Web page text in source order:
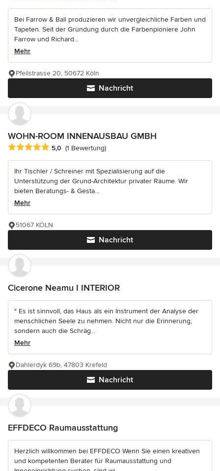
Bei Farrow & Ball produzieren wir unvergleichliche Farben und
Tapeten. Seit der Gründung durch die Farbenpioniere John
Farrow und Richard...
Mehr
Nachricht
Pfeilstrasse 20, 50672 Köln
WOHN-ROOM INNENAUSBAU GMBH
Durchschnittliche Bewertung: 5 von 5 Sternen
5,0 (1 Bewertung)
Ihr Tischler / Schreiner mit Spezialisierung auf die
Unterstützung der Grund-Architektur privater Räume. Wir
bieten Beratungs- & Gesta...
Mehr
Nachricht
51067 KÖLN
Cicerone Neamu I INTERIOR
" Es ist sinnvoll, das Haus als ein Instrument der Analyse der
menschlichen Seele zu nehmen. Nicht nur die Erinnerung,
sondern auch die Schräg...
Mehr
Nachricht
Dahlerdyk 69b, 47803 Krefeld
EFFDECO Raumausstattung
Herzlich willkommen bei EFFDECO Wenn Sie einen kreativen
und kompetenten Berater für Raumausstattung und